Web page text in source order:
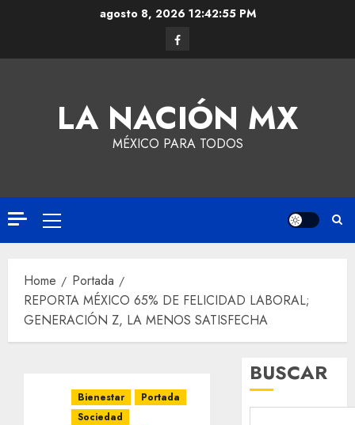
agosto 8, 2026 12:42:56 PM
LA NACIÓN MX
MÉXICO PARA TODOS
Home
Portada
REPORTA MÉXICO 65% DE FELICIDAD LABORAL;
GENERACIÓN Z, LA MENOS SATISFECHA
Bienestar
Portada
Sociedad
BUSCAR